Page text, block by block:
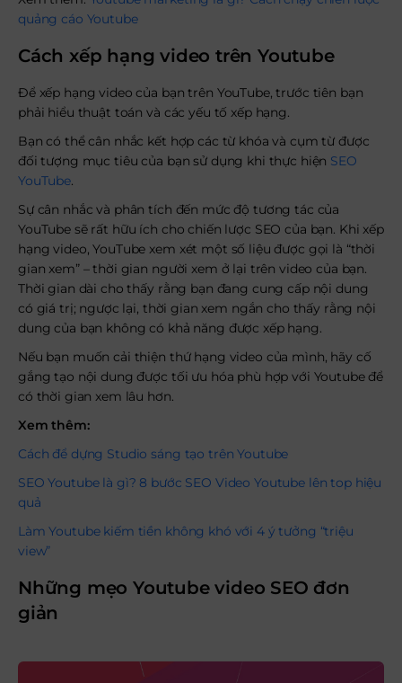
quảng cáo Youtube
Cách xếp hạng video trên Youtube
Để xếp hạng video của bạn trên YouTube, trước tiên bạn
phải hiểu thuật toán và các yếu tố xếp hạng.
Bạn có thể cân nhắc kết hợp các từ khóa và cụm từ được
đối tượng mục tiêu của bạn sử dụng khi thực hiện SEO
YouTube.
Sự cân nhắc và phân tích đến mức độ tương tác của
YouTube sẽ rất hữu ích cho chiến lược SEO của bạn. Khi xếp
hạng video, YouTube xem xét một số liệu được gọi là “thời
gian xem” – thời gian người xem ở lại trên video của bạn.
Thời gian dài cho thấy rằng bạn đang cung cấp nội dung
có giá trị; ngược lại, thời gian xem ngắn cho thấy rằng nội
dung của bạn không có khả năng được xếp hạng.
Nếu bạn muốn cải thiện thứ hạng video của mình, hãy cố
gắng tạo nội dung được tối ưu hóa phù hợp với Youtube để
có thời gian xem lâu hơn.
Xem thêm:
Cách để dựng Studio sáng tạo trên Youtube
SEO Youtube là gì? 8 bước SEO Video Youtube lên top hiệu
quả
Làm Youtube kiếm tiền không khó với 4 ý tưởng “triệu
view”
Những mẹo Youtube video SEO đơn
giản